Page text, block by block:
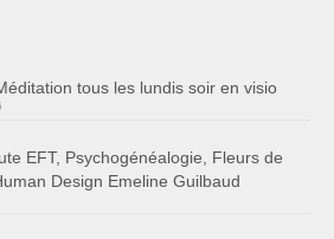
« offerte »
tous les lundis soir en visio
tous les lundis soir en visio
EFT, Psychogénéalogie, Fleurs de
Design Emeline Guilbaud